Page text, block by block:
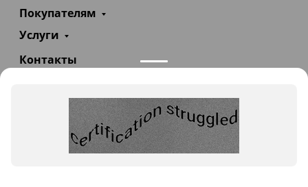
Покупателям
Услуги
Контакты
info@teploexpert.com
Пн—Сб 09:00 – 18:00